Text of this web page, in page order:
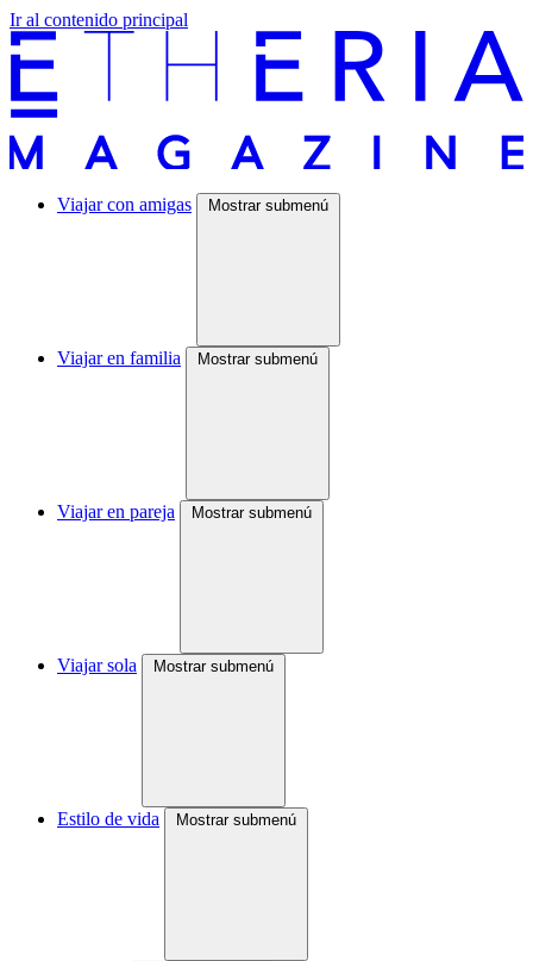
Ir al contenido principal
Viajar con amigas Mostrar submenú
Viajar en familia Mostrar submenú
Viajar en pareja Mostrar submenú
Viajar sola Mostrar submenú
Estilo de vida Mostrar submenú